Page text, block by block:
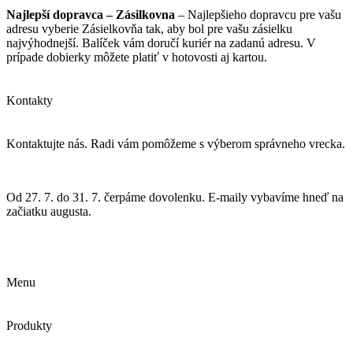
Najlepší dopravca – Zásilkovna – Najlepšieho dopravcu pre vašu
adresu vyberie Zásielkovňa tak, aby bol pre vašu zásielku
najvýhodnejší. Balíček vám doručí kuriér na zadanú adresu. V
prípade dobierky môžete platiť v hotovosti aj kartou.
Kontakty
Kontaktujte nás. Radi vám pomôžeme s výberom správneho vrecka.
Od 27. 7. do 31. 7. čerpáme dovolenku. E-maily vybavíme hneď na
začiatku augusta.
Menu
Produkty